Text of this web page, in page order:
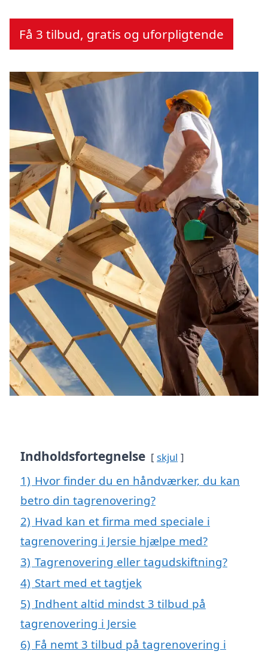
Få 3 tilbud, gratis og uforpligtende
Indholdsfortegnelse skjul
1) Hvor finder du en håndværker, du kan
betro din tagrenovering?
2) Hvad kan et firma med speciale i
tagrenovering i Jersie hjælpe med?
3) Tagrenovering eller tagudskiftning?
4) Start med et tagtjek
5) Indhent altid mindst 3 tilbud på
tagrenovering i Jersie
6) Få nemt 3 tilbud på tagrenovering i